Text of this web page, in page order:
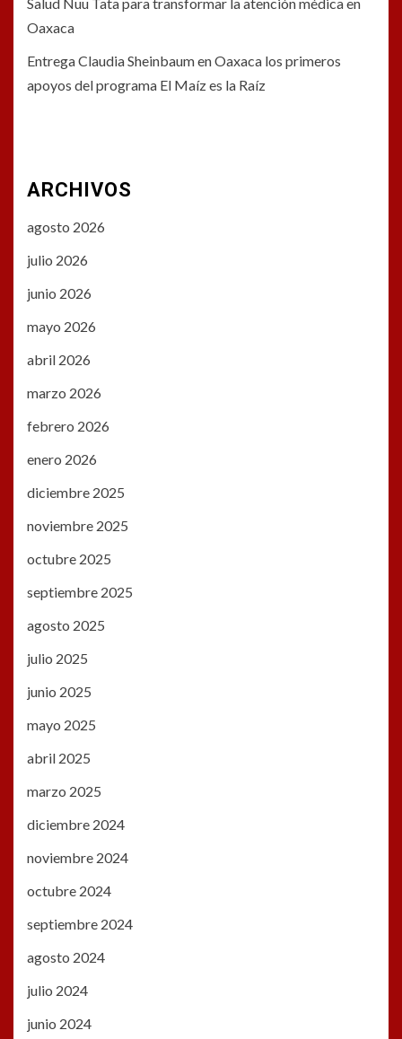
Oaxaca
Entrega Claudia Sheinbaum en Oaxaca los primeros
apoyos del programa El Maíz es la Raíz
ARCHIVOS
agosto 2026
julio 2026
junio 2026
mayo 2026
abril 2026
marzo 2026
febrero 2026
enero 2026
diciembre 2025
noviembre 2025
octubre 2025
septiembre 2025
agosto 2025
julio 2025
junio 2025
mayo 2025
abril 2025
marzo 2025
diciembre 2024
noviembre 2024
octubre 2024
septiembre 2024
agosto 2024
julio 2024
junio 2024